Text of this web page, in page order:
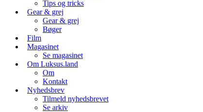
Tips og tricks
Gear & grej
Gear & grej
Bøger
Film
Magasinet
Se magasinet
Om Luksus.land
Om
Kontakt
Nyhedsbrev
Tilmeld nyhedsbrevet
Se arkiv